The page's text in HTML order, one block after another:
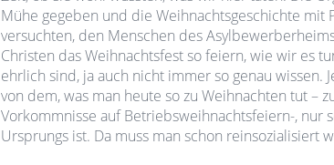
Mühe gegeben und die Weihnachtsgeschichte mit
versuchten, den Menschen des
Christen das Weihnachtsfest so feiern, wie wir es
ehrlich sind, ja auch nicht immer so genau wissen.
von dem, was man heute so zu Weihnachten tut –
Vorkommnisse auf Betriebsweihnachtsfeiern-, nur
Ursprungs ist. Da muss man schon reinsozialisiert